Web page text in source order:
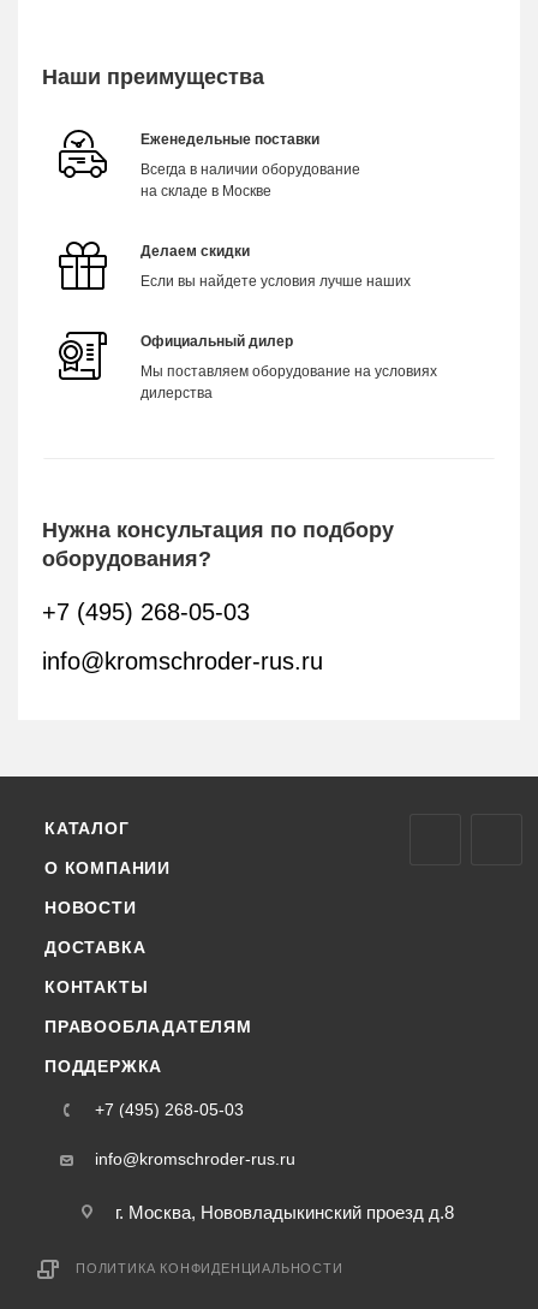
Наши преимущества
Еженедельные поставки
Всегда в наличии оборудование
на складе в Москве
Делаем скидки
Если вы найдете условия лучше наших
Официальный дилер
Мы поставляем оборудование на условиях
дилерства
Нужна консультация по подбору
оборудования?
+7 (495) 268-05-03
info@kromschroder-rus.ru
КАТАЛОГ
О КОМПАНИИ
НОВОСТИ
ДОСТАВКА
КОНТАКТЫ
ПРАВООБЛАДАТЕЛЯМ
ПОДДЕРЖКА
+7 (495) 268-05-03
info@kromschroder-rus.ru
г. Москва, Нововладыкинский проезд д.8
ПОЛИТИКА КОНФИДЕНЦИАЛЬНОСТИ